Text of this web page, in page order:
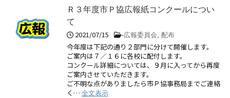
Ｒ３年度市Ｐ協広報紙コンクールについ
て
2021/07/15 -広報委員会 配布
今年度は下記の通り２部門に分けて開催します。
ご案内は７／１６に各校に配付します。
コンクール詳細については、９月に入ってから再度
ご案内させていただきます。
ご不明な点がありましたら市Ｐ協事務局までご連絡
く… 全文表示